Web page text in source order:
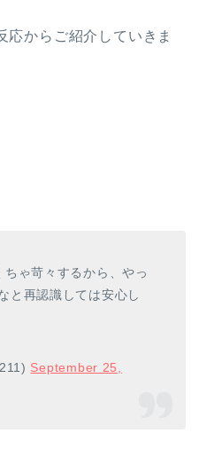
応からご紹介していきま
ゃ苛々するから、やっ
と再認識しては安心し
September 25,